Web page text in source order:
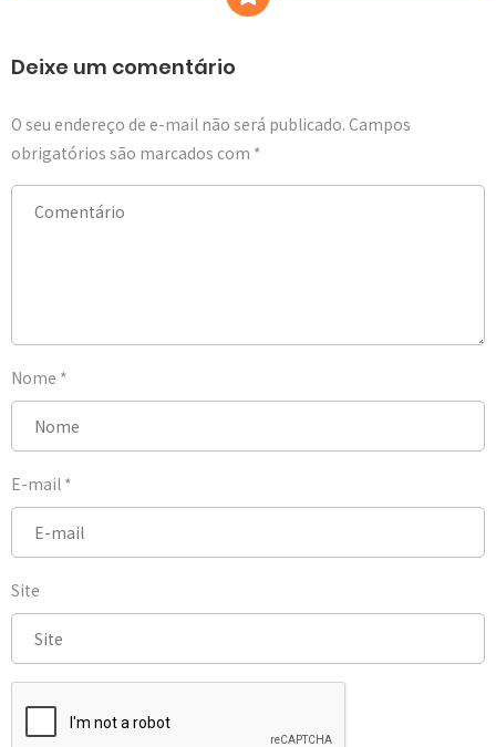
Deixe um comentário
O seu endereço de e-mail não será publicado. Campos
obrigatórios são marcados com *
Nome *
E-mail *
Site